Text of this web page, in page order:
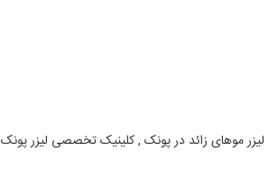
لیزر موهای زائد در پونک , کلینیک تخصصی لیزر پونک